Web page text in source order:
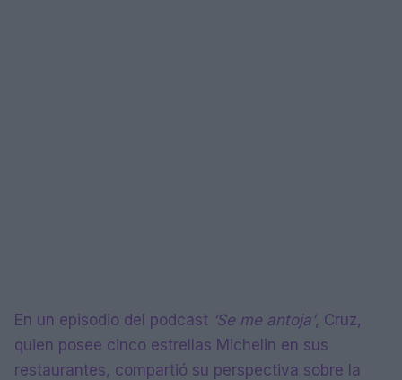
En un episodio del podcast ‘Se me antoja’ , Cruz,
quien posee cinco estrellas Michelin en sus
restaurantes, compartió su perspectiva sobre la